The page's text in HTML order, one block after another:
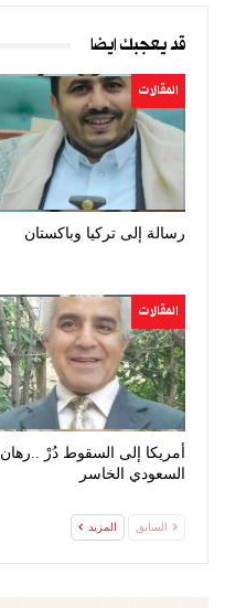
قد يعجبك ايضا
المقالات
رسالة إلى تركيا وباكستان
المقالات
أمريكا إلى السقوط دُرْ ..رهان
السعودي الخاسر
السابق المزيد